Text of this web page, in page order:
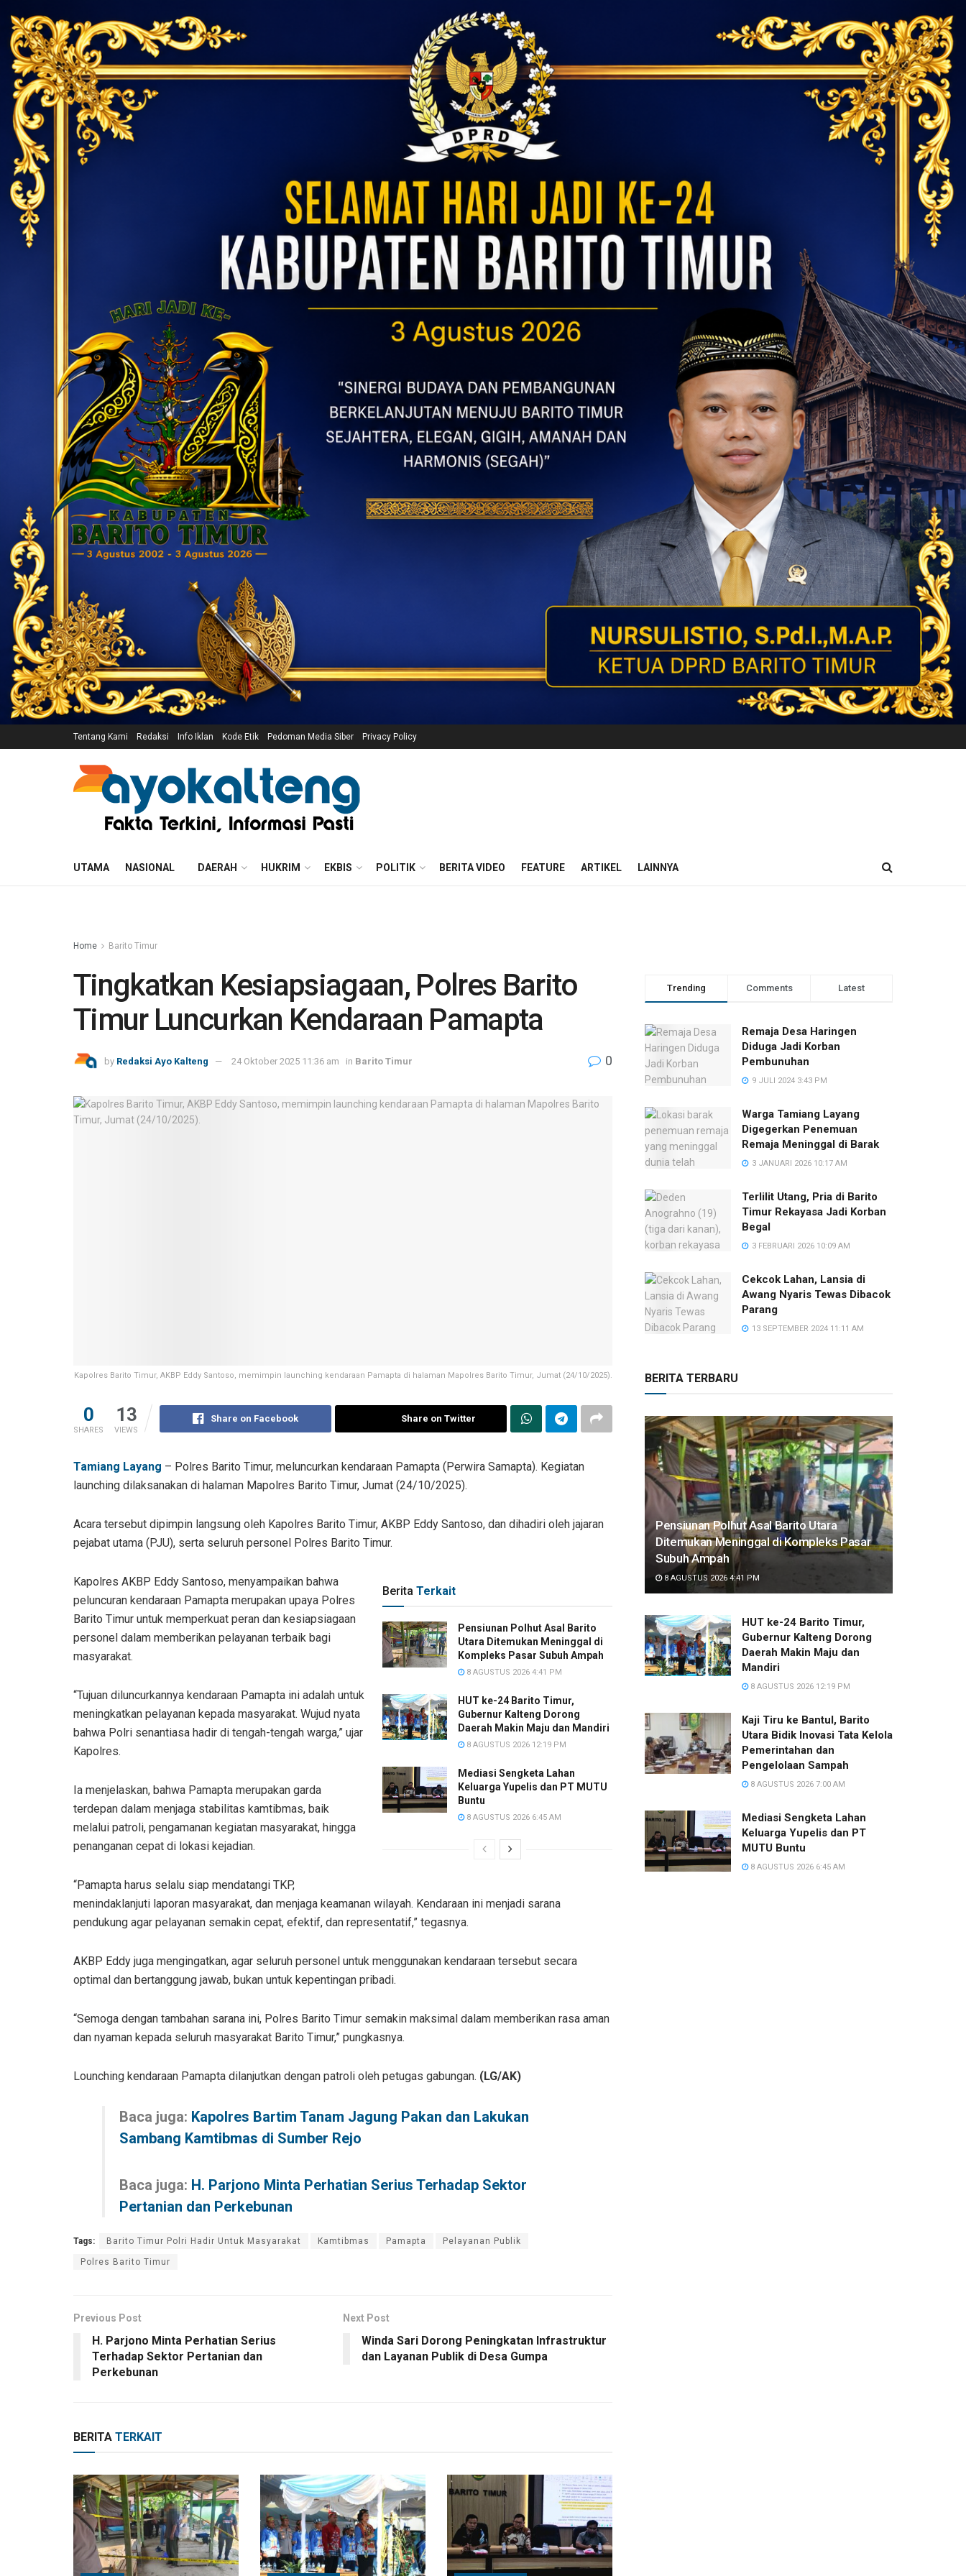
Tentang Kami Redaksi Info Iklan Kode Etik Pedoman Media Siber Privacy Policy
UTAMA NASIONAL DAERAH HUKRIM EKBIS POLITIK BERITA VIDEO FEATURE ARTIKEL LAINNYA
Home Barito Timur
Tingkatkan Kesiapsiagaan, Polres Barito
Timur Luncurkan Kendaraan Pamapta
by Redaksi Ayo Kalteng 24 Oktober 2025 11:36 am in Barito Timur 0
Kapolres Barito Timur, AKBP Eddy Santoso, memimpin launching kendaraan Pamapta di halaman Mapolres Barito Timur, Jumat (24/10/2025).
0
SHARES
13
VIEWS
Share on Facebook Share on Twitter
Tamiang Layang – Polres Barito Timur, meluncurkan kendaraan Pamapta (Perwira Samapta). Kegiatan
launching dilaksanakan di halaman Mapolres Barito Timur, Jumat (24/10/2025).
Acara tersebut dipimpin langsung oleh Kapolres Barito Timur, AKBP Eddy Santoso, dan dihadiri oleh jajaran
pejabat utama (PJU), serta seluruh personel Polres Barito Timur.
Berita Terkait
Pensiunan Polhut Asal Barito
Utara Ditemukan Meninggal di
Kompleks Pasar Subuh Ampah
8 AGUSTUS 2026 4:41 PM
HUT ke-24 Barito Timur,
Gubernur Kalteng Dorong
Daerah Makin Maju dan Mandiri
8 AGUSTUS 2026 12:19 PM
Mediasi Sengketa Lahan
Keluarga Yupelis dan PT MUTU
Buntu
8 AGUSTUS 2026 6:45 AM
Kapolres AKBP Eddy Santoso, menyampaikan bahwa
peluncuran kendaraan Pamapta merupakan upaya Polres
Barito Timur untuk memperkuat peran dan kesiapsiagaan
personel dalam memberikan pelayanan terbaik bagi
masyarakat.
“Tujuan diluncurkannya kendaraan Pamapta ini adalah untuk
meningkatkan pelayanan kepada masyarakat. Wujud nyata
bahwa Polri senantiasa hadir di tengah-tengah warga,” ujar
Kapolres.
Ia menjelaskan, bahwa Pamapta merupakan garda
terdepan dalam menjaga stabilitas kamtibmas, baik
melalui patroli, pengamanan kegiatan masyarakat, hingga
penanganan cepat di lokasi kejadian.
“Pamapta harus selalu siap mendatangi TKP,
menindaklanjuti laporan masyarakat, dan menjaga keamanan wilayah. Kendaraan ini menjadi sarana
pendukung agar pelayanan semakin cepat, efektif, dan representatif,” tegasnya.
AKBP Eddy juga mengingatkan, agar seluruh personel untuk menggunakan kendaraan tersebut secara
optimal dan bertanggung jawab, bukan untuk kepentingan pribadi.
“Semoga dengan tambahan sarana ini, Polres Barito Timur semakin maksimal dalam memberikan rasa aman
dan nyaman kepada seluruh masyarakat Barito Timur,” pungkasnya.
Lounching kendaraan Pamapta dilanjutkan dengan patroli oleh petugas gabungan. (LG/AK)
Baca juga: Kapolres Bartim Tanam Jagung Pakan dan Lakukan
Sambang Kamtibmas di Sumber Rejo
Baca juga: H. Parjono Minta Perhatian Serius Terhadap Sektor
Pertanian dan Perkebunan
Tags: Barito Timur Polri Hadir Untuk Masyarakat Kamtibmas Pamapta Pelayanan Publik
Polres Barito Timur
Previous Post
H. Parjono Minta Perhatian Serius
Terhadap Sektor Pertanian dan
Perkebunan
Next Post
Winda Sari Dorong Peningkatan Infrastruktur
dan Layanan Publik di Desa Gumpa
BERITA TERKAIT
Trending Comments Latest
Remaja Desa Haringen
Diduga Jadi Korban
Pembunuhan
9 JULI 2024 3:43 PM
Warga Tamiang Layang
Digegerkan Penemuan
Remaja Meninggal di Barak
3 JANUARI 2026 10:17 AM
Terlilit Utang, Pria di Barito
Timur Rekayasa Jadi Korban
Begal
3 FEBRUARI 2026 10:09 AM
Cekcok Lahan, Lansia di
Awang Nyaris Tewas Dibacok
Parang
13 SEPTEMBER 2024 11:11 AM
BERITA TERBARU
Pensiunan Polhut Asal Barito Utara
Ditemukan Meninggal di Kompleks Pasar
Subuh Ampah
8 AGUSTUS 2026 4:41 PM
HUT ke-24 Barito Timur,
Gubernur Kalteng Dorong
Daerah Makin Maju dan
Mandiri
8 AGUSTUS 2026 12:19 PM
Kaji Tiru ke Bantul, Barito
Utara Bidik Inovasi Tata Kelola
Pemerintahan dan
Pengelolaan Sampah
8 AGUSTUS 2026 7:00 AM
Mediasi Sengketa Lahan
Keluarga Yupelis dan PT
MUTU Buntu
8 AGUSTUS 2026 6:45 AM